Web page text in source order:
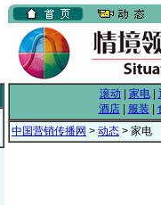
滚动 家电|
酒店| 服装
中国营销传播网 > 动态 > 家电